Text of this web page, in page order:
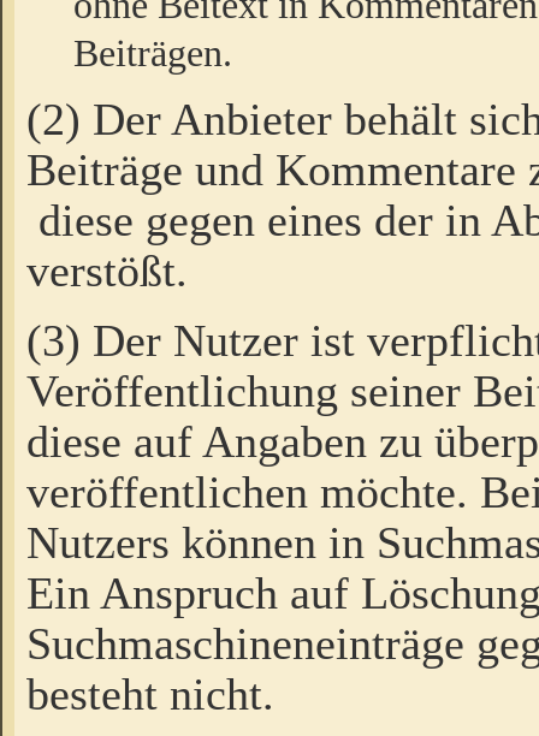
Beiträgen.
(2) Der Anbieter behält
Beiträge und Kommentare
diese gegen eines der in
verstößt.
(3) Der Nutzer ist
Veröffentlichung seiner
diese auf Angaben zu
veröffentlichen möchte.
Nutzers können in
Ein Anspruch auf
Suchmaschineneinträge
besteht nicht.